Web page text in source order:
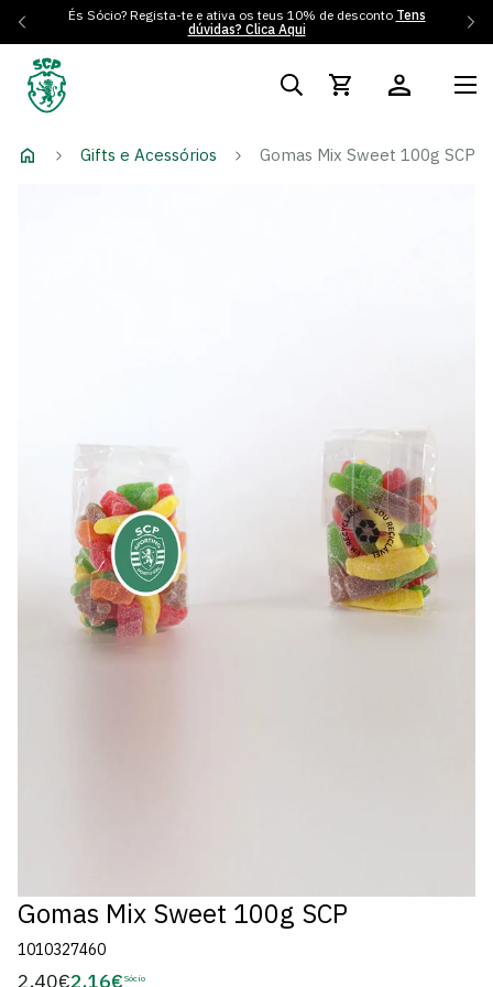
És Sócio? Regista-te e ativa os teus 10% de desconto Tens
dúvidas? Clica Aqui
Gifts e Acessórios Gomas Mix Sweet 100g SCP
Gomas Mix Sweet 100g SCP
1010327460
Preço
2,40€2,16€ Sócio